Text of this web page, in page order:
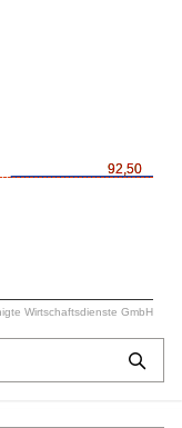
92,50
92,50
Wirtschaftsdienste GmbH